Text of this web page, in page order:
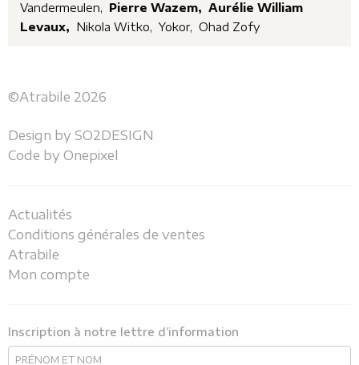
Vandermeulen, Pierre Wazem, Aurélie William
Levaux, Nikola Witko, Yokor, Ohad Zofy
©Atrabile 2026
Design by SO2DESIGN
Code by Onepixel
Actualités
Conditions générales de ventes
Atrabile
Mon compte
Inscription à notre lettre d’information